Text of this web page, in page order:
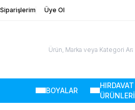
Siparişlerim Üye Ol
BOYALAR
HIRDAVAT
ÜRÜNLERİ